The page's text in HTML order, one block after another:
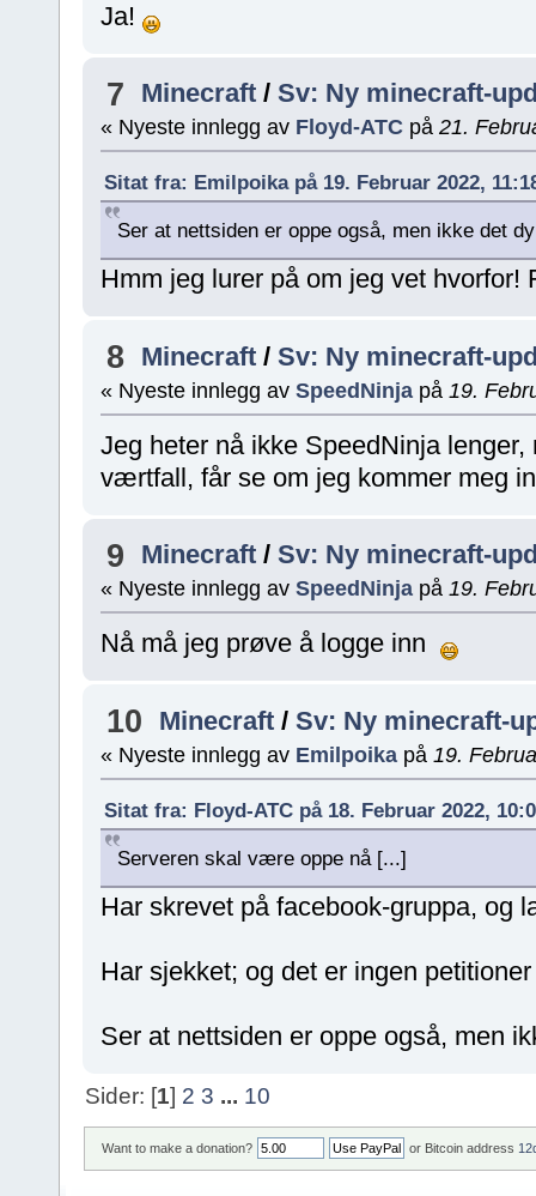
Ja!
7 Minecraft /Sv: Ny minecraft-
« Nyeste innlegg av Floyd-ATC på21.
Sitat fra: Emilpoika på 19. Februar 2022,
Ser at nettsiden er oppe også, men ikke det
Hmm jeg lurer på om jeg vet hvorfor!
8 Minecraft /Sv: Ny minecraft-
« Nyeste innlegg av SpeedNinja på19.
Jeg heter nå ikke SpeedNinja
værtfall, får se om jeg kommer meg
9 Minecraft /Sv: Ny minecraft-
« Nyeste innlegg av SpeedNinja på19.
Nå må jeg prøve å logge inn
10 Minecraft /Sv: Ny minecraft-
« Nyeste innlegg av Emilpoika på19.
Sitat fra: Floyd-ATC på 18. Februar 2022,
Serveren skal være oppe nå [...]
Har skrevet på facebook-gruppa, og
Har sjekket; og det er ingen
Ser at nettsiden er oppe også, men
Sider: [1] 2 3 ... 10
Want to make a donation? or Bitcoin address